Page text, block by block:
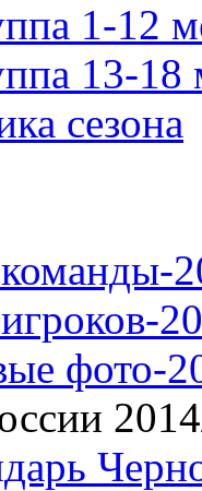
1-12
13-18
сезона
фото-